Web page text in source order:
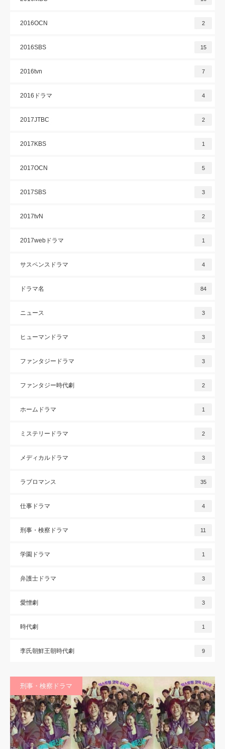
2016OCN 2
2016SBS 15
2016tvn 7
2016ドラマ 4
2017JTBC 2
2017KBS 1
2017OCN 5
2017SBS 3
2017tvN 2
2017webドラマ 1
サスペンスドラマ 4
ドラマ名 84
ニュース 3
ヒューマンドラマ 3
ファンタジードラマ 3
ファンタジー時代劇 2
ホームドラマ 1
ミステリードラマ 2
メディカルドラマ 3
ラブロマンス 35
仕事ドラマ 4
刑事・検察ドラマ 11
学園ドラマ 1
弁護士ドラマ 3
愛憎劇 3
時代劇 1
李氏朝鮮王朝時代劇 9
刑事・検察ドラマ